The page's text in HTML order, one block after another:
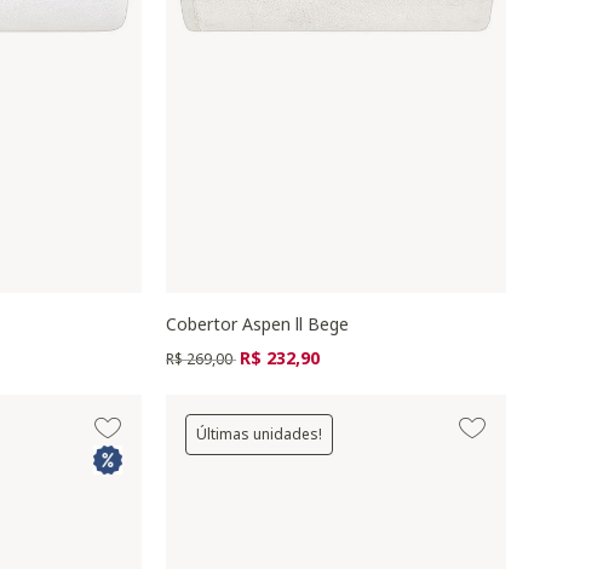
Cobertor Aspen ll Bege
Preço reduzido de
R$ 269,00 para
R$ 232,90
Últimas unidades!